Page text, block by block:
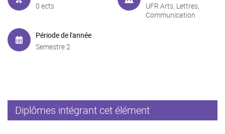
0 ects
UFR Arts, Lettres,
Communication
Période de l'année
Semestre 2
Diplômes intégrant cet élément